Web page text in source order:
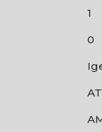
1
0